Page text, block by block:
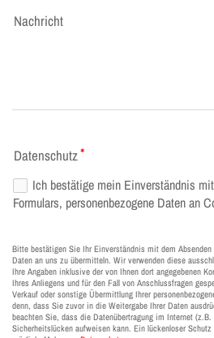
Nachricht
Datenschutz
Ich bestätige mein Einverständnis
Formulars, personenbezogene Daten an
Bitte bestätigen Sie Ihr Einverständnis mit dem
Daten an uns zu übermitteln. Wir verwenden diese
Ihre Angaben inklusive der von Ihnen dort angegebenen
Ihres Anliegens und für den Fall von Anschlussfragen
Verkauf oder sonstige Übermittlung Ihrer
denn, dass Sie zuvor in die Weitergabe Ihrer Daten
beachten Sie, dass die Datenübertragung im Internet
Sicherheitslücken aufweisen kann. Ein lückenloser